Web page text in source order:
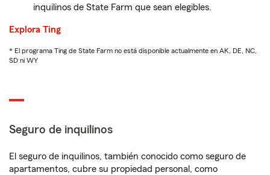
inquilinos de State Farm que sean elegibles.
Explora Ting
* El programa Ting de State Farm no está disponible actualmente en AK, DE, NC,
SD ni WY
Seguro de inquilinos
El seguro de inquilinos, también conocido como seguro de
apartamentos, cubre su propiedad personal, como